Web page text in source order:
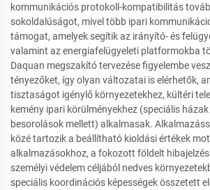
kommunikációs protokoll-kompatibilitás
sokoldalúságot, mivel több ipari
támogat, amelyek segítik az irányító- és
valamint az energiafelügyeleti platformokba
Daquan megszakító tervezése figyelembe
tényezőket, így olyan változatai is elérhetők,
tisztaságot igénylő környezetekhez, kültéri
kemény ipari körülményekhez (speciális
besorolások mellett) alkalmasak.
közé tartozik a beállítható kioldási értékek
alkalmazásokhoz, a fokozott földelt
személyi védelem céljából nedves
speciális koordinációs képességek összetett